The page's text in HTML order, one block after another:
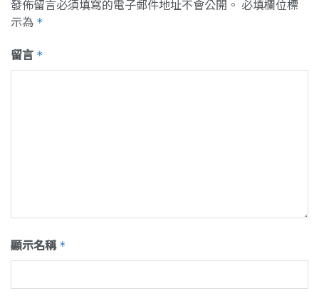
發佈留言必須填寫的電子郵件地址不會公開。 必填欄位標
示為 *
留言 *
顯示名稱 *